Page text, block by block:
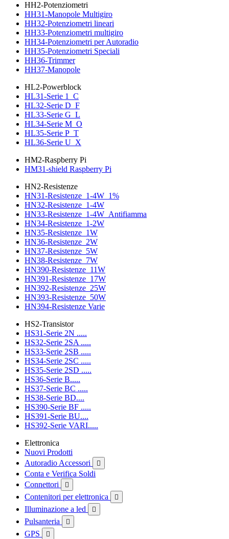
HH2-Potenziometri
HH31-Manopole Multigiro
HH32-Potenziometri lineari
HH33-Potenziometri multigiro
HH34-Potenziometri per Autoradio
HH35-Potenziometri Speciali
HH36-Trimmer
HH37-Manopole
HL2-Powerblock
HL31-Serie 1_C
HL32-Serie D_F
HL33-Serie G_L
HL34-Serie M_O
HL35-Serie P_T
HL36-Serie U_X
HM2-Raspberry Pi
HM31-shield Raspberry Pi
HN2-Resistenze
HN31-Resistenze_1-4W_1%
HN32-Resistenze_1-4W
HN33-Resistenze_1-4W_Antifiamma
HN34-Resistenze_1-2W
HN35-Resistenze_1W
HN36-Resistenze_2W
HN37-Resistenze_5W
HN38-Resistenze_7W
HN390-Resistenze_11W
HN391-Resistenze_17W
HN392-Resistenze_25W
HN393-Resistenze_50W
HN394-Resistenze Varie
HS2-Transistor
HS31-Serie 2N .....
HS32-Serie 2SA .....
HS33-Serie 2SB .....
HS34-Serie 2SC .....
HS35-Serie 2SD .....
HS36-Serie B.....
HS37-Serie BC .....
HS38-Serie BD....
HS390-Serie BF .....
HS391-Serie BU....
HS392-Serie VARI.....
Elettronica
Nuovi Prodotti
Autoradio Accessori

Conta e Verifica Soldi
Connettori

Contenitori per elettronica 
Illuminazione a led 
Pulsanteria 
GPS 